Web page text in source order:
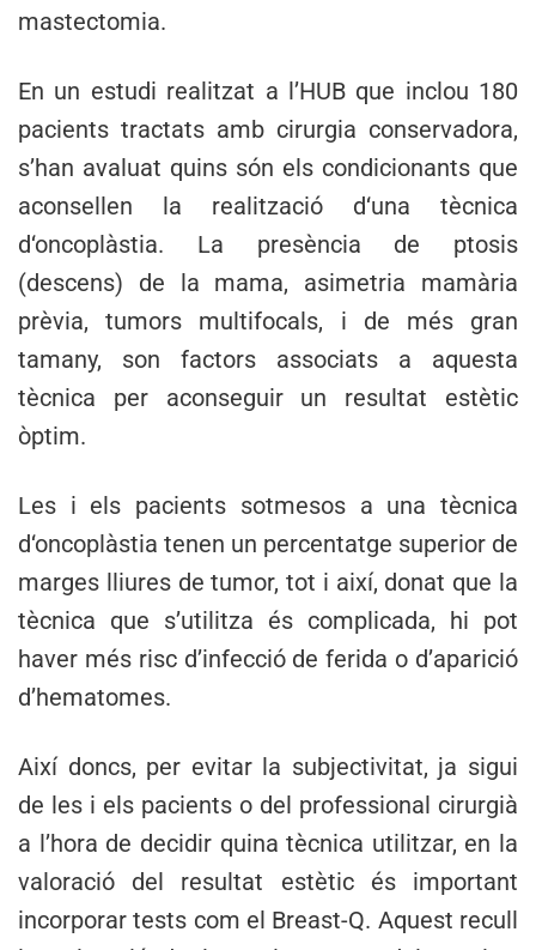
mastectomia.
En un estudi realitzat a l’HUB que inclou 180
pacients tractats amb cirurgia conservadora,
s’han avaluat quins són els condicionants que
aconsellen la realització d‘una tècnica
d‘oncoplàstia. La presència de ptosis
(descens) de la mama, asimetria mamària
prèvia, tumors multifocals, i de més gran
tamany, son factors associats a aquesta
tècnica per aconseguir un resultat estètic
òptim.
Les i els pacients sotmesos a una tècnica
d‘oncoplàstia tenen un percentatge superior de
marges lliures de tumor, tot i així, donat que la
tècnica que s’utilitza és complicada, hi pot
haver més risc d’infecció de ferida o d’aparició
d’hematomes.
Així doncs, per evitar la subjectivitat, ja sigui
de les i els pacients o del professional cirurgià
a l’hora de decidir quina tècnica utilitzar, en la
valoració del resultat estètic és important
incorporar tests com el Breast-Q. Aquest recull